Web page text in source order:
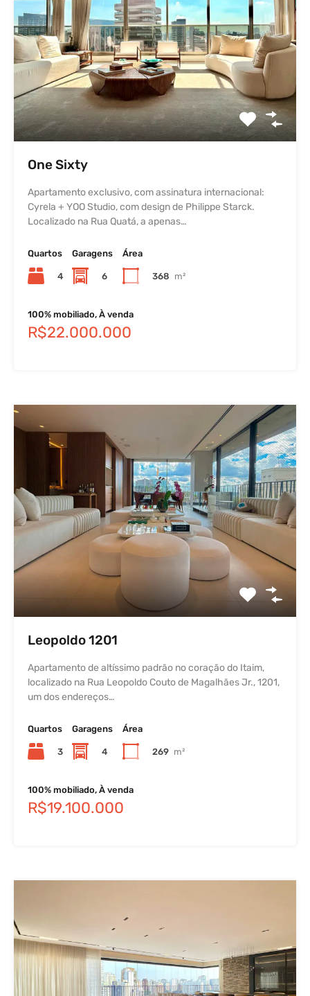
One Sixty
Apartamento exclusivo, com assinatura internacional:
Cyrela + YOO Studio, com design de Philippe Starck.
Localizado na Rua Quatá, a apenas…
Quartos
4
Garagens
6
Área
368 m²
100% mobiliado, À venda
R$22.000.000
Leopoldo 1201
Apartamento de altíssimo padrão no coração do Itaim,
localizado na Rua Leopoldo Couto de Magalhães Jr., 1201,
um dos endereços…
Quartos
3
Garagens
4
Área
269 m²
100% mobiliado, À venda
R$19.100.000